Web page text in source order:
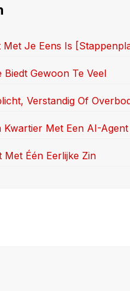
Je Eens Is
Gewoon Te Veel
Verstandig Of
Kwartier Met Een AI-Agent
Één Eerlijke Zin